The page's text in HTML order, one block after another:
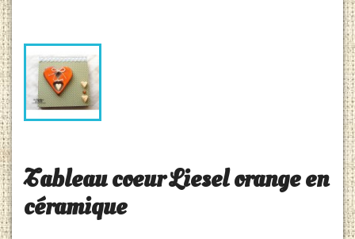
Tableau coeur Liesel orange en
céramique